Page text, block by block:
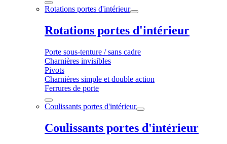
Rotations portes d'intérieur
Rotations portes d'intérieur
Porte sous-tenture / sans cadre
Charnières invisibles
Pivots
Charnières simple et double action
Ferrures de porte
Coulissants portes d'intérieur
Coulissants portes d'intérieur